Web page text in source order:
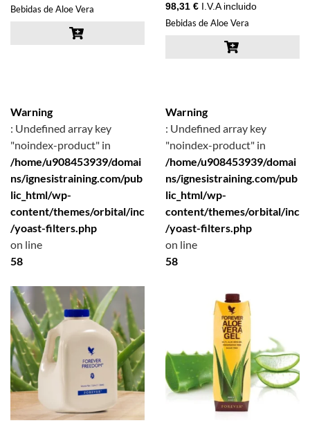
Bebidas de Aloe Vera 98,31 € I.V.A incluido
Bebidas de Aloe Vera
Warning
: Undefined array key
"noindex-product" in
/home/u908453939/domai
ns/ignesistraining.com/pub
lic_html/wp-
content/themes/orbital/inc
/yoast-filters.php
on line
58
Warning
: Undefined array key
"noindex-product" in
/home/u908453939/domai
ns/ignesistraining.com/pub
lic_html/wp-
content/themes/orbital/inc
/yoast-filters.php
on line
58